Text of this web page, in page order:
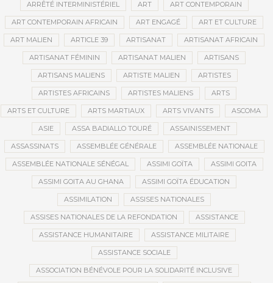
ARRÊTÉ INTERMINISTÉRIEL ART ART CONTEMPORAIN
ART CONTEMPORAIN AFRICAIN ART ENGAGÉ ART ET CULTURE
ART MALIEN ARTICLE 39 ARTISANAT ARTISANAT AFRICAIN
ARTISANAT FÉMININ ARTISANAT MALIEN ARTISANS
ARTISANS MALIENS ARTISTE MALIEN ARTISTES
ARTISTES AFRICAINS ARTISTES MALIENS ARTS
ARTS ET CULTURE ARTS MARTIAUX ARTS VIVANTS ASCOMA
ASIE ASSA BADIALLO TOURÉ ASSAINISSEMENT
ASSASSINATS ASSEMBLÉE GÉNÉRALE ASSEMBLÉE NATIONALE
ASSEMBLÉE NATIONALE SÉNÉGAL ASSIMI GOÏTA ASSIMI GOITA
ASSIMI GOITA AU GHANA ASSIMI GOÏTA ÉDUCATION
ASSIMILATION ASSISES NATIONALES
ASSISES NATIONALES DE LA REFONDATION ASSISTANCE
ASSISTANCE HUMANITAIRE ASSISTANCE MILITAIRE
ASSISTANCE SOCIALE
ASSOCIATION BÉNÉVOLE POUR LA SOLIDARITÉ INCLUSIVE